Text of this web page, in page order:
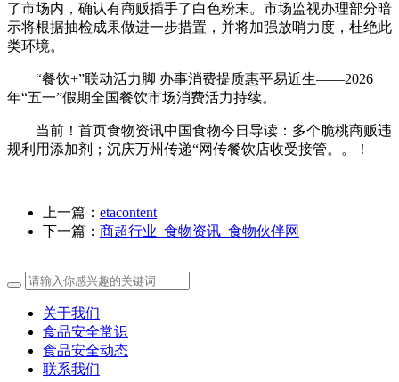
了市场内，确认有商贩插手了白色粉末。市场监视办理部分暗
示将根据抽检成果做进一步措置，并将加强放哨力度，杜绝此
类环境。
“餐饮+”联动活力脚 办事消费提质惠平易近生——2026
年“五一”假期全国餐饮市场消费活力持续。
当前！首页食物资讯中国食物今日导读：多个脆桃商贩违
规利用添加剂；沉庆万州传递“网传餐饮店收受接管。。！
上一篇： etacontent
下一篇： 商超行业_食物资讯_食物伙伴网
关于我们
食品安全常识
食品安全动态
联系我们